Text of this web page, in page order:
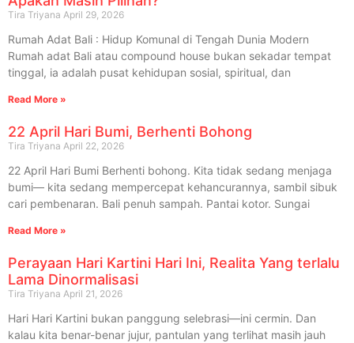
Tira Triyana April 29, 2026
Rumah Adat Bali : Hidup Komunal di Tengah Dunia Modern
Rumah adat Bali atau compound house bukan sekadar tempat
tinggal, ia adalah pusat kehidupan sosial, spiritual, dan
Read More »
22 April Hari Bumi, Berhenti Bohong
Tira Triyana April 22, 2026
22 April Hari Bumi Berhenti bohong. Kita tidak sedang menjaga
bumi— kita sedang mempercepat kehancurannya, sambil sibuk
cari pembenaran. Bali penuh sampah. Pantai kotor. Sungai
Read More »
Perayaan Hari Kartini Hari Ini, Realita Yang terlalu
Lama Dinormalisasi
Tira Triyana April 21, 2026
Hari Hari Kartini bukan panggung selebrasi—ini cermin. Dan
kalau kita benar-benar jujur, pantulan yang terlihat masih jauh